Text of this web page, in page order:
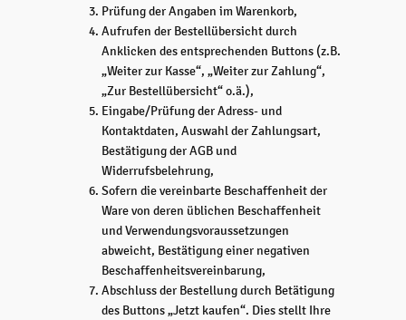
Prüfung der Angaben im Warenkorb,
Aufrufen der Bestellübersicht durch
Anklicken des entsprechenden Buttons (z.B.
„Weiter zur Kasse“, „Weiter zur Zahlung“,
„Zur Bestellübersicht“ o.ä.),
Eingabe/Prüfung der Adress- und
Kontaktdaten, Auswahl der Zahlungsart,
Bestätigung der AGB und
Widerrufsbelehrung,
Sofern die vereinbarte Beschaffenheit der
Ware von deren üblichen Beschaffenheit
und Verwendungsvoraussetzungen
abweicht, Bestätigung einer negativen
Beschaffenheitsvereinbarung,
Abschluss der Bestellung durch Betätigung
des Buttons „Jetzt kaufen“. Dies stellt Ihre